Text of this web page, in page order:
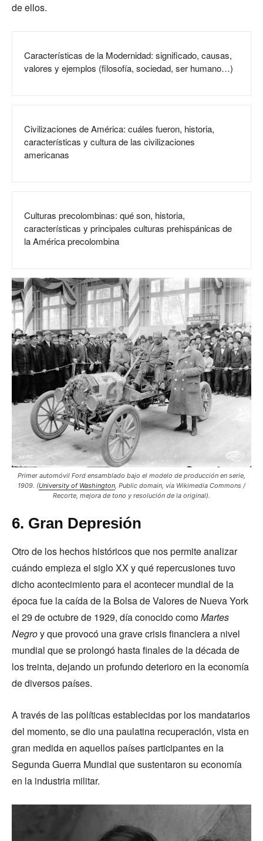
de ellos.
Características de la Modernidad: significado, causas,
valores y ejemplos (filosofía, sociedad, ser humano…)
Civilizaciones de América: cuáles fueron, historia,
características y cultura de las civilizaciones
americanas
Culturas precolombinas: qué son, historia,
características y principales culturas prehispánicas de
la América precolombina
Primer automóvil Ford ensamblado bajo el modelo de producción en serie,
1909. (University of Washington, Public domain, vía Wikimedia Commons /
Recorte, mejora de tono y resolución de la original).
6. Gran Depresión
Otro de los hechos históricos que nos permite analizar
cuándo empieza el siglo XX y qué repercusiones tuvo
dicho acontecimiento para el acontecer mundial de la
época fue la caída de la Bolsa de Valores de Nueva York
el 29 de octubre de 1929, día conocido comoMartes
Negroy que provocó una grave crisis financiera a nivel
mundial que se prolongó hasta finales de la década de
los treinta, dejando un profundo deterioro en la economía
de diversos países.
A través de las políticas establecidas por los mandatarios
del momento, se dio una paulatina recuperación, vista en
gran medida en aquellos países participantes en la
Segunda Guerra Mundial que sustentaron su economía
en la industria militar.